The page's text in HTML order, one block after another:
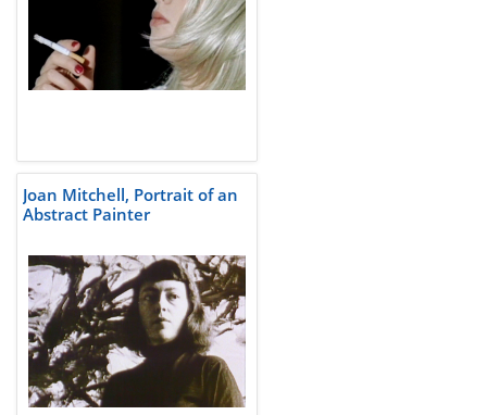
Joan Mitchell, Portrait of an
Abstract Painter